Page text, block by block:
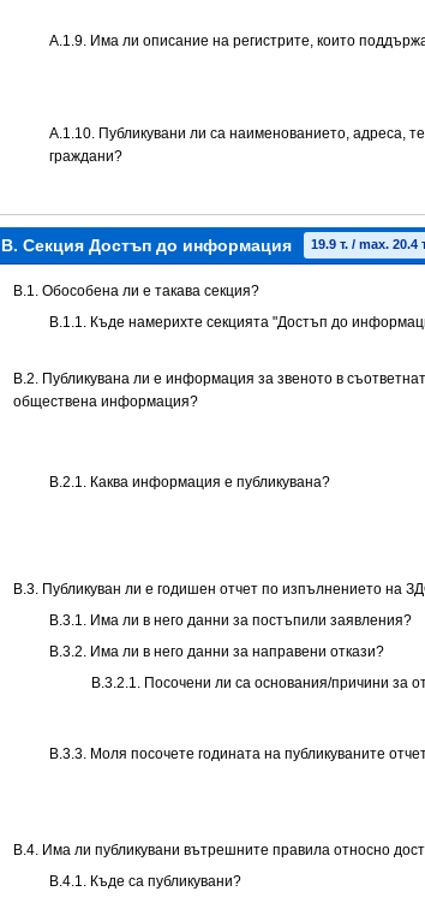
А.1.9. Има ли описание на регистрите, които
А.1.10. Публикувани ли са наименованието, адреса,
граждани?
B. Секция Достъп до информация 19.9 т. / max. 20.4
В.1. Обособена ли е такава секция?
В.1.1. Къде намерихте секцията "Достъп до
В.2. Публикувана ли е информация за звеното в
обществена информация?
B.2.1. Каква информация е публикувана?
В.3. Публикуван ли е годишен отчет по изпълнението на
В.3.1. Има ли в него данни за постъпили заявления?
В.3.2. Има ли в него данни за направени откази?
В.3.2.1. Посочени ли са основания/причини за
В.3.3. Моля посочете годината на публикуваните
В.4. Има ли публикувани вътрешните правила относно
В.4.1. Къде са публикувани?